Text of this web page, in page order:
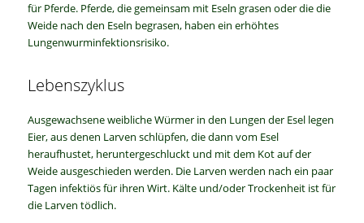
für Pferde. Pferde, die gemeinsam mit Eseln grasen oder die die
Weide nach den Eseln begrasen, haben ein erhöhtes
Lungenwurminfektionsrisiko.
Lebenszyklus
Ausgewachsene weibliche Würmer in den Lungen der Esel legen
Eier, aus denen Larven schlüpfen, die dann vom Esel
heraufhustet, heruntergeschluckt und mit dem Kot auf der
Weide ausgeschieden werden. Die Larven werden nach ein paar
Tagen infektiös für ihren Wirt. Kälte und/oder Trockenheit ist für
die Larven tödlich.